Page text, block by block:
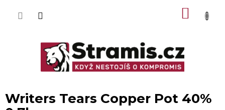
Writers Tears Copper Pot 40%